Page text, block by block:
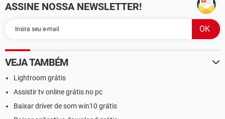
ASSINE NOSSA NEWSLETTER!
VEJA TAMBÉM
Lightroom grátis
Assistir tv online grátis no pc
Baixar driver de som win10 grátis